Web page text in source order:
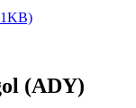
(ADY)